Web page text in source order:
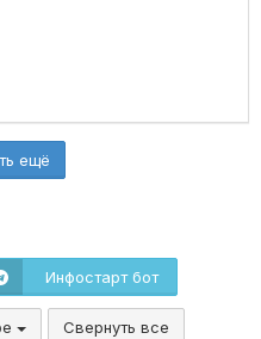
ещё
Инфостарт бот
Свернуть все